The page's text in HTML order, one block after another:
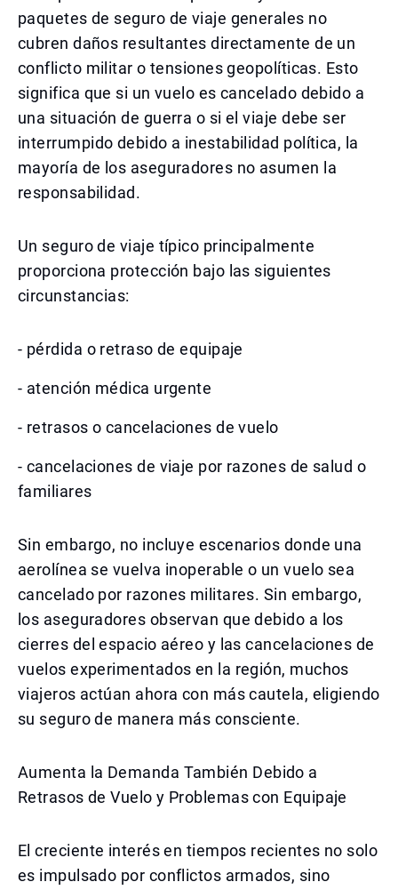
paquetes de seguro de viaje generales no
cubren daños resultantes directamente de un
conflicto militar o tensiones geopolíticas. Esto
significa que si un vuelo es cancelado debido a
una situación de guerra o si el viaje debe ser
interrumpido debido a inestabilidad política, la
mayoría de los aseguradores no asumen la
responsabilidad.
Un seguro de viaje típico principalmente
proporciona protección bajo las siguientes
circunstancias:
- pérdida o retraso de equipaje
- atención médica urgente
- retrasos o cancelaciones de vuelo
- cancelaciones de viaje por razones de salud o
familiares
Sin embargo, no incluye escenarios donde una
aerolínea se vuelva inoperable o un vuelo sea
cancelado por razones militares. Sin embargo,
los aseguradores observan que debido a los
cierres del espacio aéreo y las cancelaciones de
vuelos experimentados en la región, muchos
viajeros actúan ahora con más cautela, eligiendo
su seguro de manera más consciente.
Aumenta la Demanda También Debido a
Retrasos de Vuelo y Problemas con Equipaje
El creciente interés en tiempos recientes no solo
es impulsado por conflictos armados, sino